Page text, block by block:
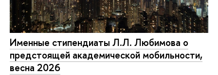
Именные стипендиаты Л.Л. Любимова о
предстоящей академической мобильности,
весна 2026